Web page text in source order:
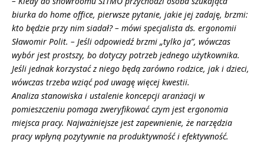
biurka do home office, pierwsze pytanie, jakie jej zadaję, brzmi:
kto będzie przy nim siadał? – mówi specjalista ds. ergonomii
Sławomir Polit. – Jeśli odpowiedź brzmi „tylko ja”, wówczas
wybór jest prostszy, bo dotyczy potrzeb jednego użytkownika.
Jeśli jednak korzystać z niego będą zarówno rodzice, jak i dzieci,
wówczas trzeba wziąć pod uwagę więcej kwestii.
Analiza stanowiska i ustalenie koncepcji aranżacji w
pomieszczeniu pomaga zweryfikować czym jest ergonomia
miejsca pracy. Najważniejsze jest zapewnienie, że narzędzia
pracy wpłyną pozytywnie na produktywność i efektywność.